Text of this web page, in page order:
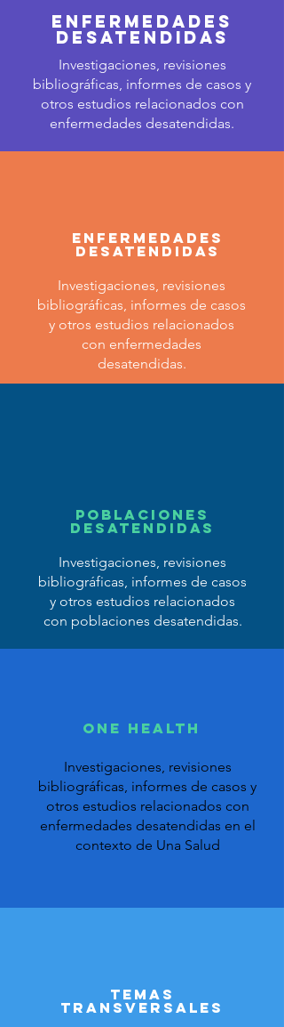
Enfermedades
Desatendidas
Investigaciones, revisiones
bibliográficas, informes de casos y
otros estudios relacionados con
enfermedades desatendidas.
Enfermedades
Desatendidas
Investigaciones, revisiones
bibliográficas, informes de casos
y otros estudios relacionados
con enfermedades
desatendidas.
Poblaciones
Desatendidas
Investigaciones, revisiones
bibliográficas, informes de casos
y otros estudios relacionados
con poblaciones desatendidas.
One Health
Investigaciones, revisiones
bibliográficas, informes de casos y
otros estudios relacionados con
enfermedades desatendidas en el
contexto de Una Salud
Temas
Transversales